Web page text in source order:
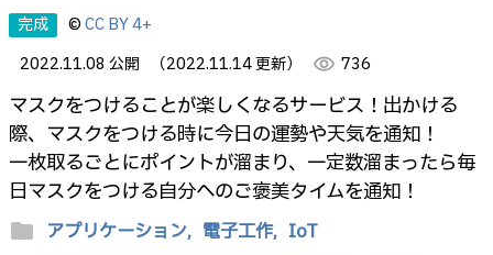
完成 ©CC BY 4+
2022.11.08 公開
（2022.11.14 更新） visibility 736
マスクをつけることが楽しくなるサービス！出かける
際、マスクをつける時に今日の運勢や天気を通知！
一枚取るごとにポイントが溜まり、一定数溜まったら毎
日マスクをつける自分へのご褒美タイムを通知！
folder アプリケーション, 電子工作, IoT